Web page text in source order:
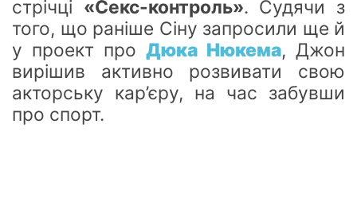
стрічці «Секс-контроль». Судячи з
того, що раніше Сіну запросили ще й
у проект про Дюка Нюкема, Джон
вирішив активно розвивати свою
акторську кар’єру, на час забувши
про спорт.